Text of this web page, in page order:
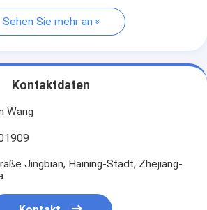
Sehen Sie mehr an
Kontaktdaten
Wang
Jingbian, Haining-Stadt, Zhejiang-